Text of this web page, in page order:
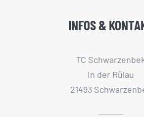
INFOS &
TC
In der Rülau
21493